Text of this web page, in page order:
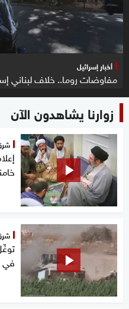
أخبار إسرائيل
مفاوضات روما.. خلاف لبناني
زوارنا يشاهدون الآن
في